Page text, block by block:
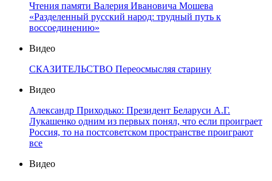
Чтения памяти Валерия Ивановича Мошева
«Разделенный русский народ: трудный путь к
воссоединению»
Видео
СКАЗИТЕЛЬСТВО Переосмысляя старину
Видео
Александр Приходько: Президент Беларуси А.Г.
Лукашенко одним из первых понял, что если проиграет
Россия, то на постсоветском пространстве проиграют
все
Видео